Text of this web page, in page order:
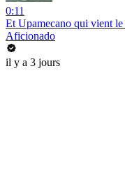
0:11
Et Upamecano qui vient
Aficionado
il y a 3 jours